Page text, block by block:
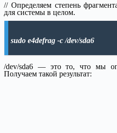
// Определяем степень
для системы в целом.
sudo e4defrag -c /dev/sda6
/dev/sda6 — это то, что мы
Получаем такой результат: